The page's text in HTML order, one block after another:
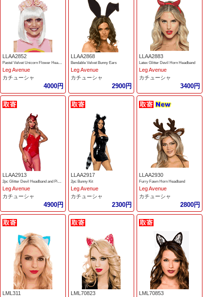
LLAA2852
Pastel Velvet Unicorn Flower Headband
Leg Avenue
カチューシャ
4000円
LLAA2868
Bendable Velvet Bunny Ears
Leg Avenue
カチューシャ
2900円
LLAA2883
Latex Glitter Devil Horn Headband
Leg Avenue
カチューシャ
3400円
LLAA2913
Leg Avenue
カチューシャ
4900円
LLAA2917
2pc Bunny Kit
Leg Avenue
カチューシャ
2300円
LLAA2930
Furry Fawn Horn Headband
Leg Avenue
カチューシャ
2800円
LML311 LML70823 LML70853